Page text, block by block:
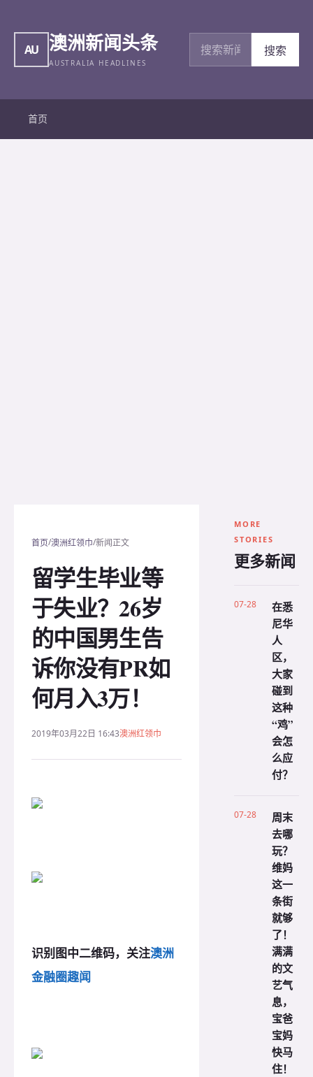
AU 澳洲新闻头条
AUSTRALIA HEADLINES
搜索新闻
搜索
首页
首页/澳洲红领巾/新闻正文
留学生毕业等
于失业？26岁
的中国男生告
诉你没有PR如
何月入3万！
2019年03月22日 16:43澳洲红领巾
识别图中二维码，关注澳洲
金融圈趣闻
MORE
STORIES
更多新闻
07-28
在悉
尼华
人
区，
大家
碰到
这种
“鸡”
会怎
么应
付？
07-28
周末
去哪
玩？
维妈
这一
条街
就够
了！
满满
的文
艺气
息，
宝爸
宝妈
快马
住！